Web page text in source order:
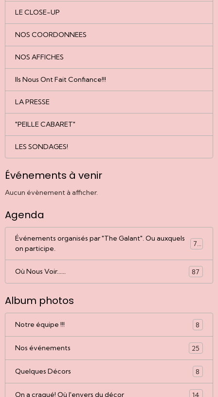
LE CLOSE-UP
NOS COORDONNEES
NOS AFFICHES
Ils Nous Ont Fait Confiance!!!
LA PRESSE
"PEILLE CABARET"
LES SONDAGES!
Événements à venir
Aucun évènement à afficher.
Agenda
Événements organisés par "The Galant". Ou auxquels
on participe.
77
Où Nous Voir...... 87
Album photos
Notre équipe !!! 8
Nos événements 25
Quelques Décors 8
On a craqué! Où l'envers du décor 14